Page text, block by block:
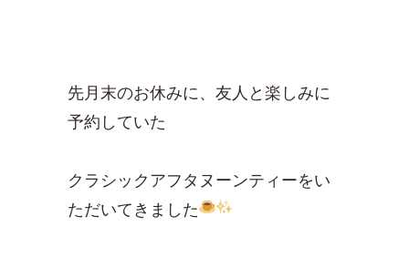
先月末のお休みに、友人と楽しみに
予約していた
クラシックアフタヌーンティーをい
ただいてきました